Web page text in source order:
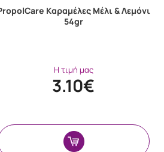
Kαραμέλες Μέλι & Λεμόνι
54gr
Η τιμή μας
3.10€